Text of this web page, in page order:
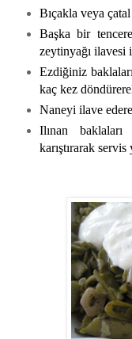
Bıçakla veya
Başka bir
zeytinyağı ilavesi
Ezdiğiniz
kaç kez
Naneyi ilave
Ilınan
karıştırarak servis